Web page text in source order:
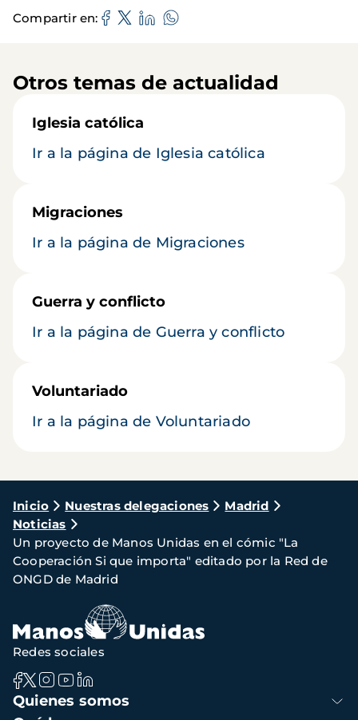
Compartir en
Otros temas de actualidad
Iglesia católica
Ir a la página de Iglesia católica
Migraciones
Ir a la página de Migraciones
Guerra y conflicto
Ir a la página de Guerra y conflicto
Voluntariado
Ir a la página de Voluntariado
Ruta
de
navegación
Inicio Nuestras delegaciones
Madrid
Noticias
Un proyecto de Manos Unidas en el cómic "La
Cooperación Si que importa" editado por la Red de
ONGD de Madrid
Navegación
principal
Quienes somos
Redes sociales